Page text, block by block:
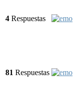
4 Respuestas
81 Respuestas